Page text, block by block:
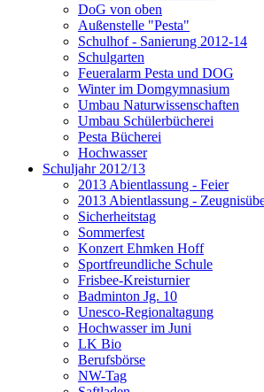
DoG von oben
Außenstelle "Pesta"
Schulhof - Sanierung 2012-14
Schulgarten
Feueralarm Pesta und DOG
Winter im Domgymnasium
Umbau Naturwissenschaften
Umbau Schülerbücherei
Pesta Bücherei
Hochwasser
Schuljahr 2012/13
2013 Abientlassung - Feier
2013 Abientlassung -
Sicherheitstag
Sommerfest
Konzert Ehmken Hoff
Sportfreundliche Schule
Frisbee-Kreisturnier
Badminton Jg. 10
Unesco-Regionaltagung
Hochwasser im Juni
LK Bio
Berufsbörse
NW-Tag